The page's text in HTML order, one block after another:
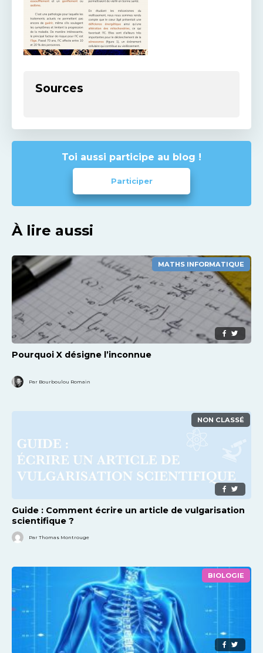
Sources
Toi aussi participe au blog !
Participer
À lire aussi
MATHS INFORMATIQUE
Pourquoi X désigne l’inconnue
Par Bourboulou Romain
NON CLASSÉ
Guide : Comment écrire un article de vulgarisation
scientifique ?
Par Thomas Montrouge
BIOLOGIE